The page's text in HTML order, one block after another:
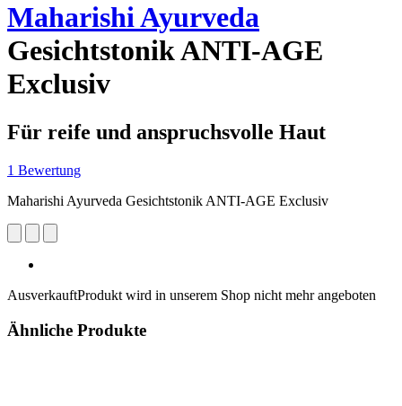
Maharishi Ayurveda
Gesichtstonik ANTI-AGE
Exclusiv
Für reife und anspruchsvolle Haut
1 Bewertung
Maharishi Ayurveda Gesichtstonik ANTI-AGE Exclusiv
AusverkauftProdukt wird in unserem Shop nicht mehr angeboten
Ähnliche Produkte